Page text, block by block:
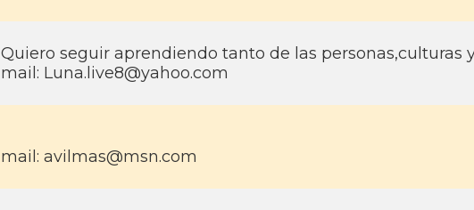
Quiero seguir aprendiendo tanto de las personas,culturas
mail: Luna.live8@yahoo.com
mail: avilmas@msn.com